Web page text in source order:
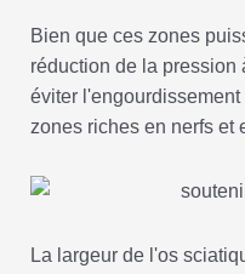
Bien que ces zones
réduction de la pression
éviter
zones riches en nerfs et
La largeur de l'os